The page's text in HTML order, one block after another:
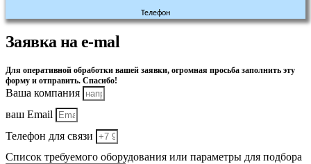
Телефон
Заявка на e-mal
Для оперативной обработки вашей заявки, огромная просьба заполнить эту
форму и отправить. Спасибо!
Ваша компания
ваш Email
Телефон для связи
Список требуемого оборудования или параметры для подбора